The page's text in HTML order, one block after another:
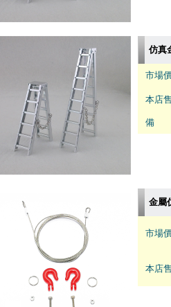
仿真
市場
本店
備
金屬
市場
本店